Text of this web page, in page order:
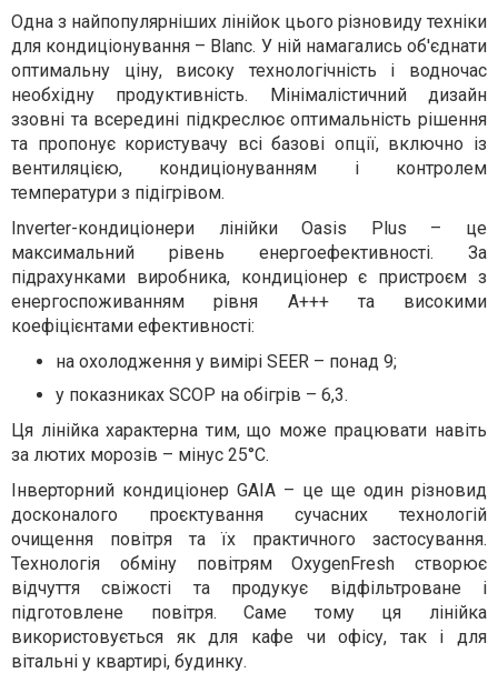
Одна з найпопулярніших лінійок цього різновиду техніки
для кондиціонування – Blanc. У ній намагались об'єднати
оптимальну ціну, високу технологічність і водночас
необхідну продуктивність. Мінімалістичний дизайн
ззовні та всередині підкреслює оптимальність рішення
та пропонує користувачу всі базові опції, включно із
вентиляцією, кондиціонуванням і контролем
температури з підігрівом.
Inverter-кондиціонери лінійки Oasis Plus – це
максимальний рівень енергоефективності. За
підрахунками виробника, кондиціонер є пристроєм з
енергоспоживанням рівня А+++ та високими
коефіцієнтами ефективності:
на охолодження у вимірі SEER – понад 9;
у показниках SCOP на обігрів – 6,3.
Ця лінійка характерна тим, що може працювати навіть
за лютих морозів – мінус 25°С.
Інверторний кондиціонер GAIA – це ще один різновид
досконалого проєктування сучасних технологій
очищення повітря та їх практичного застосування.
Технологія обміну повітрям OxygenFresh створює
відчуття свіжості та продукує відфільтроване і
підготовлене повітря. Саме тому ця лінійка
використовується як для кафе чи офісу, так і для
вітальні у квартирі, будинку.